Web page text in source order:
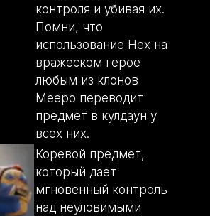
контроля и убивая их.
Помни, что
использование Hex на
вражеском герое
любым из клонов
Meepo переводит
предмет в кулдаун у
всех них.
Коревой предмет,
который дает
мгновенный контроль
над неуловимыми